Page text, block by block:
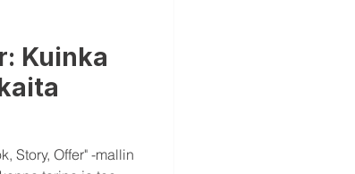
Kuinka
Story, Offer" -mallin